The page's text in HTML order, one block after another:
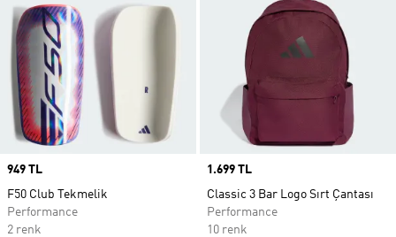
Price
949 TL
F50 Club Tekmelik
Performance
2 renk
Price
1.699 TL
Classic 3 Bar Logo Sırt Çantası
Performance
10 renk